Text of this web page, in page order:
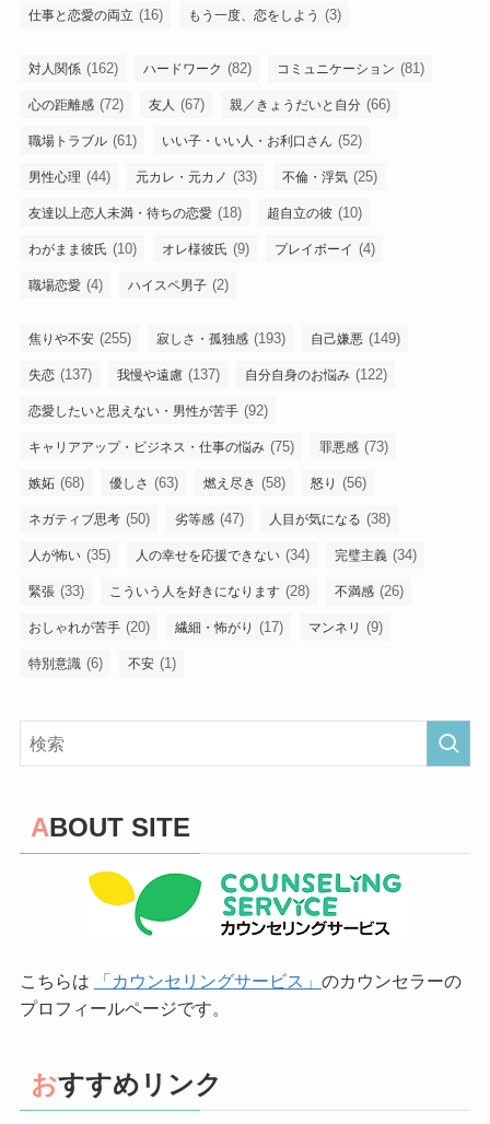
仕事と恋愛の両立 (16) もう一度、恋をしよう (3)
対人関係 (162) ハードワーク (82) コミュニケーション (81)
心の距離感 (72) 友人 (67) 親／きょうだいと自分 (66)
職場トラブル (61) いい子・いい人・お利口さん (52)
男性心理 (44) 元カレ・元カノ (33) 不倫・浮気 (25)
友達以上恋人未満・待ちの恋愛 (18) 超自立の彼 (10)
わがまま彼氏 (10) オレ様彼氏 (9) プレイボーイ (4)
職場恋愛 (4) ハイスペ男子 (2)
焦りや不安 (255) 寂しさ・孤独感 (193) 自己嫌悪 (149)
失恋 (137) 我慢や遠慮 (137) 自分自身のお悩み (122)
恋愛したいと思えない・男性が苦手 (92)
キャリアアップ・ビジネス・仕事の悩み (75) 罪悪感 (73)
嫉妬 (68) 優しさ (63) 燃え尽き (58) 怒り (56)
ネガティブ思考 (50) 劣等感 (47) 人目が気になる (38)
人が怖い (35) 人の幸せを応援できない (34) 完璧主義 (34)
緊張 (33) こういう人を好きになります (28) 不満感 (26)
おしゃれが苦手 (20) 繊細・怖がり (17) マンネリ (9)
特別意識 (6) 不安 (1)
ABOUT SITE
こちらは 「カウンセリングサービス」 のカウンセラーの
プロフィールページです。
おすすめリンク